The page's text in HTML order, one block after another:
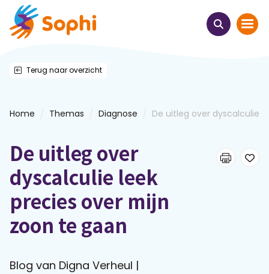
Thema's
Leren & ontmoeten
Webinars
E-learnings
Themabijeenkomsten
Terug naar overzicht
Home Themas Diagnose De uitleg over dyscalculie...
De uitleg over
dyscalculie leek
precies over mijn
zoon te gaan
Blog van Digna Verheul |